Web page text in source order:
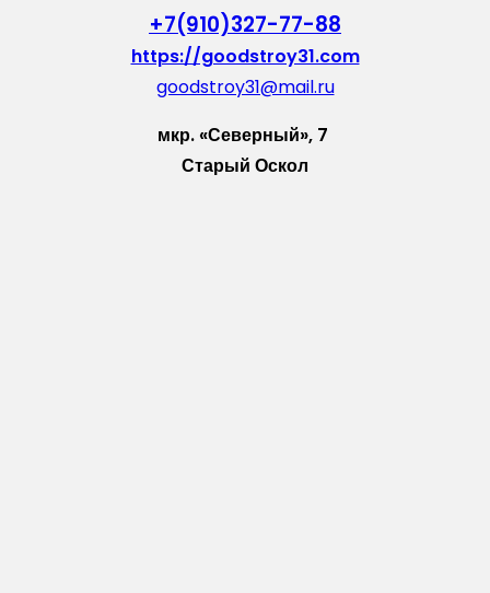
+7(910)327-77-88
https://goodstroy31.com
goodstroy31@mail.ru
мкр. «Северный», 7
Старый Оскол